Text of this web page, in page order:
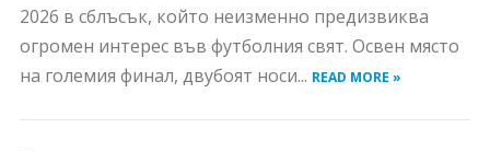
2026 в сблъсък, който неизменно предизвиква
огромен интерес във футболния свят. Освен място
на големия финал, двубоят носи... READ MORE »